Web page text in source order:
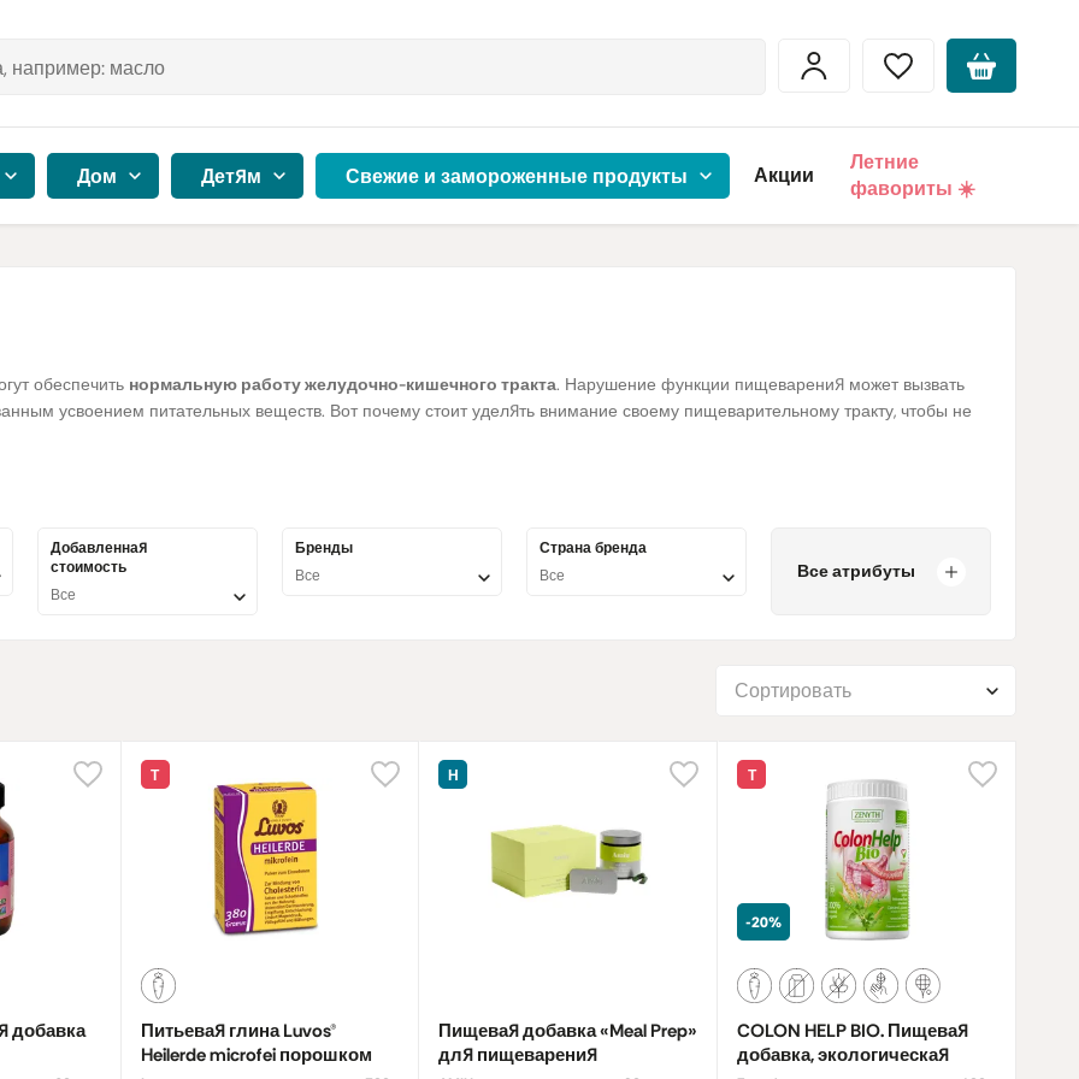
Дом Детям Свежие и замороженные продукты Акции
Летние
фавориты ☀️
обеспечить нормальную работу желудочно-кишечного тракта. Нарушение функции пищеварения может вызвать
усвоением питательных веществ. Вот почему стоит уделять внимание своему пищеварительному тракту, чтобы не
которые помогут обеспечить хорошее самочувствие и предотвратить недуги, связанные с расстройством желудка.
для пищеварения , которые подходят
Добавленная
стоимость
Все
Бренды
Все
Страна бренда
Все
Все атрибуты
Сортировать
добавка
Т
Питьевая глина Luvos®
Heilerde microfei порошком
Н
Пищевая добавка «Meal Prep»
для пищеварения
Т
-20%
COLON HELP BIO. Пищевая
добавка, экологическая